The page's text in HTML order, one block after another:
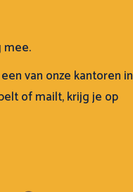
mee.
van onze kantoren in
of mailt, krijg je op